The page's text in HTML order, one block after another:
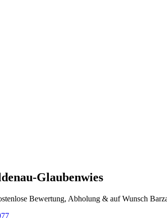
Glaubenwies
Bewertung, Abholung & auf Wunsch